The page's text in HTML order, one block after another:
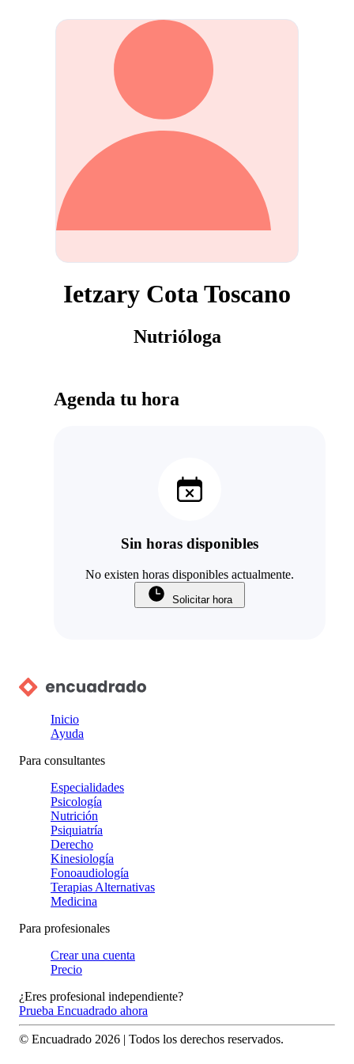
Ietzary Cota Toscano
Nutrióloga
Agenda tu hora
Sin horas disponibles
No existen horas disponibles actualmente.
Solicitar hora
Inicio
Ayuda
Para consultantes
Especialidades
Psicología
Nutrición
Psiquiatría
Derecho
Kinesiología
Fonoaudiología
Terapias Alternativas
Medicina
Para profesionales
Crear una cuenta
Precio
¿Eres profesional independiente?
Prueba Encuadrado ahora
© Encuadrado 2026 | Todos los derechos reservados.